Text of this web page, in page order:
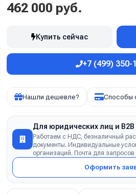
462 000 руб.
Купить сейчас
+7 (499) 350-
Нашли дешевле? Способы
Для юридических лиц и B2B
Работаем с НДС, безналичный
документы. Индивидуальные
организаций. Почта для запросов
Оформить